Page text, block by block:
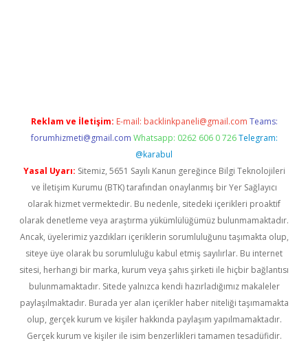
Reklam ve İletişim: E-mail: backlinkpaneli@gmail.com Teams:
forumhizmeti@gmail.com Whatsapp: 0262 606 0 726 Telegram:
@karabul
Yasal Uyarı: Sitemiz, 5651 Sayılı Kanun gereğince Bilgi Teknolojileri
ve İletişim Kurumu (BTK) tarafından onaylanmış bir Yer Sağlayıcı
olarak hizmet vermektedir. Bu nedenle, sitedeki içerikleri proaktif
olarak denetleme veya araştırma yükümlülüğümüz bulunmamaktadır.
Ancak, üyelerimiz yazdıkları içeriklerin sorumluluğunu taşımakta olup,
siteye üye olarak bu sorumluluğu kabul etmiş sayılırlar. Bu internet
sitesi, herhangi bir marka, kurum veya şahıs şirketi ile hiçbir bağlantısı
bulunmamaktadır. Sitede yalnızca kendi hazırladığımız makaleler
paylaşılmaktadır. Burada yer alan içerikler haber niteliği taşımamakta
olup, gerçek kurum ve kişiler hakkında paylaşım yapılmamaktadır.
Gerçek kurum ve kişiler ile isim benzerlikleri tamamen tesadüfidir.